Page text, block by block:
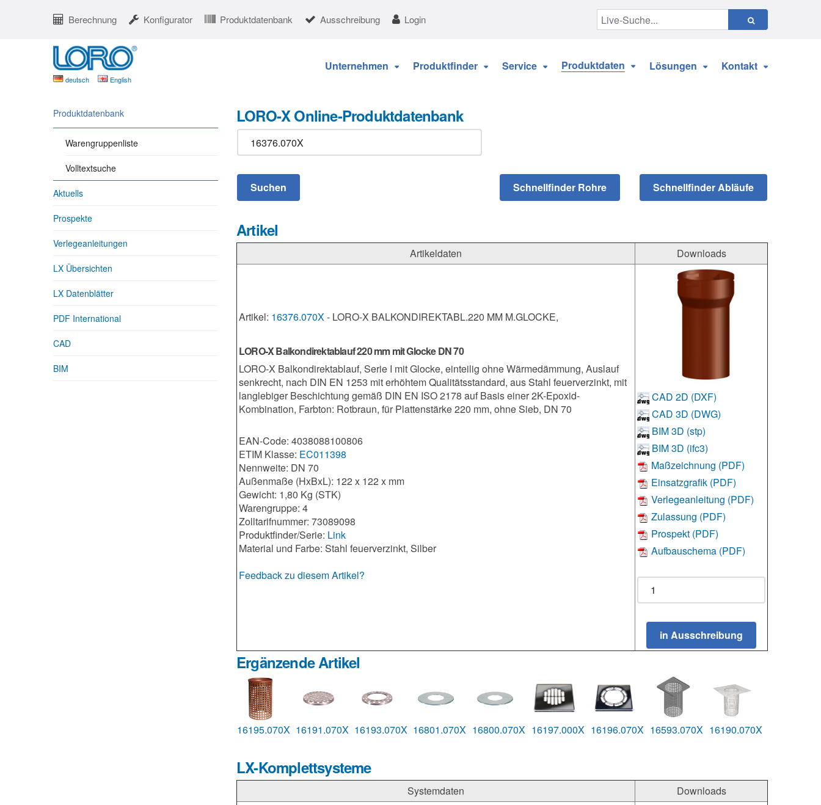
Berechnung Konfigurator Produktdatenbank Ausschreibung Login
deutsch English
Unternehmen Produktfinder Service Produktdaten Lösungen Kontakt
LORO-X Online-Produktdatenbank
Artikel
Artikeldaten Downloads
Artikel: 16376.070X- LORO-X BALKONDIREKTABL.220 MM M.GLOCKE,
LORO-X Balkondirektablauf 220 mm mit Glocke DN 70
LORO-X Balkondirektablauf, Serie I mit Glocke, einteilig ohne Wärmedämmung, Auslauf
senkrecht, nach DIN EN 1253 mit erhöhtem Qualitätsstandard, aus Stahl feuerverzinkt, mit
langlebiger Beschichtung gemäß DIN EN ISO 2178 auf Basis einer 2K-Epoxid-
Kombination, Farbton: Rotbraun, für Plattenstärke 220 mm, ohne Sieb, DN 70
EAN-Code: 4038088100806
ETIM Klasse: EC011398
Nennweite: DN 70
Außenmaße (HxBxL): 122 x 122 x mm
Gewicht: 1,80 Kg (STK)
Warengruppe: 4
Zolltarifnummer: 73089098
Produktfinder/Serie: Link
Material und Farbe: Stahl feuerverzinkt, Silber
Feedback zu diesem Artikel?
CAD 2D (DXF)
CAD 3D (DWG)
BIM 3D (stp)
BIM 3D (ifc3)
Maßzeichnung (PDF)
Einsatzgrafik (PDF)
Verlegeanleitung (PDF)
Zulassung (PDF)
Prospekt (PDF)
Aufbauschema (PDF)
Ergänzende Artikel
16195.070X 16191.070X 16193.070X 16801.070X 16800.070X 16197.000X 16196.070X 16593.070X 16190.070X
LX-Komplettsysteme
Systemdaten Downloads
Produktdatenbank
Warengruppenliste
Volltextsuche
Aktuells
Prospekte
Verlegeanleitungen
LX Übersichten
LX Datenblätter
PDF International
CAD
BIM